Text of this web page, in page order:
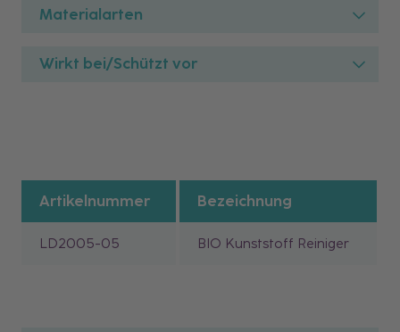
Materialarten
Wirkt bei/Schützt vor
Artikelnummer Bezeichnung
LD2005-05 BIO Kunststoff Reiniger